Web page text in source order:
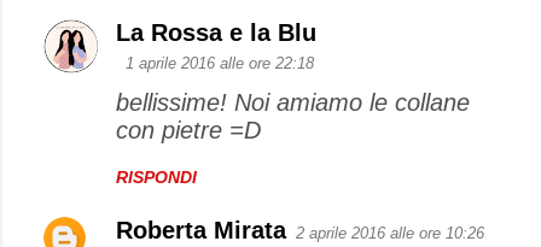
La Rossa e la Blu
1 aprile 2016 alle ore 22:18
bellissime! Noi amiamo le collane
con pietre =D
RISPONDI
Roberta Mirata 2 aprile 2016 alle ore 10:26